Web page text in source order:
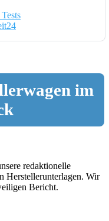
im
redaktionelle
Herstellerunterlagen. Wir
Bericht.